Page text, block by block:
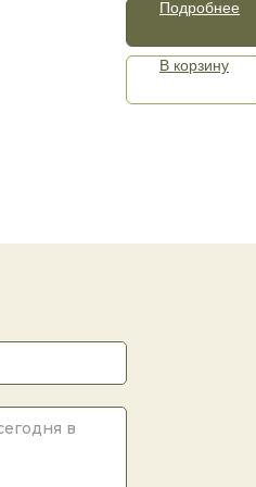
Подробнее
В корзину